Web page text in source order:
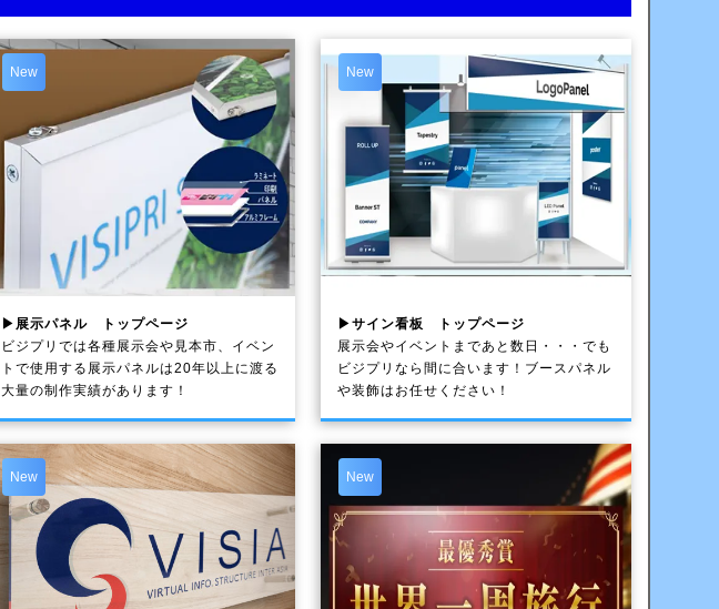
New
▶展示パネル トップページ
ビジプリでは各種展示会や見本市、イベン
トで使用する展示パネルは20年以上に渡る
大量の制作実績があります！
New
▶サイン看板 トップページ
展示会やイベントまであと数日・・・でも
ビジプリなら間に合います！ブースパネル
や装飾はお任せください！
New New